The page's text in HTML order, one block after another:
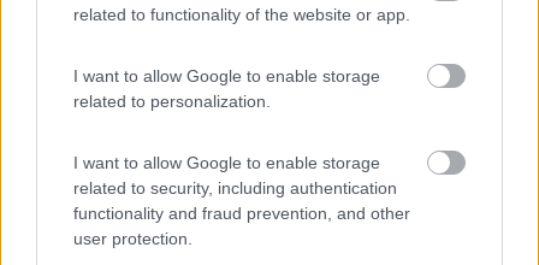
related to functionality of the website or app.
I want to allow Google to enable storage
related to personalization.
I want to allow Google to enable storage
related to security, including authentication
functionality and fraud prevention, and other
user protection.
Area di sosta (PS)
8 1
Servizi / Posizione